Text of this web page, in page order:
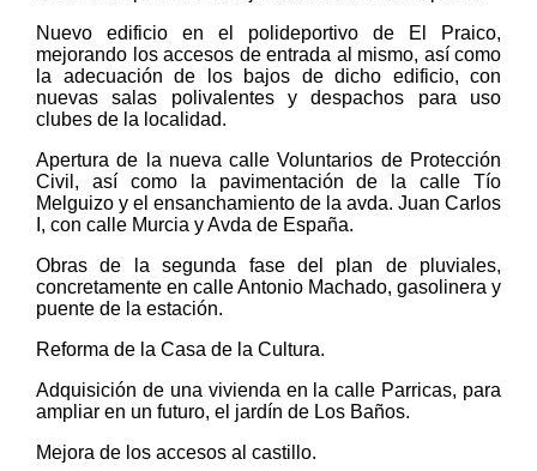
Nuevo edificio en el polideportivo de El Praico,
mejorando los accesos de entrada al mismo, así como
la adecuación de los bajos de dicho edificio, con
nuevas salas polivalentes y despachos para uso
clubes de la localidad.
Apertura de la nueva calle Voluntarios de Protección
Civil, así como la pavimentación de la calle Tío
Melguizo y el ensanchamiento de la avda. Juan Carlos
I, con calle Murcia y Avda de España.
Obras de la segunda fase del plan de pluviales,
concretamente en calle Antonio Machado, gasolinera y
puente de la estación.
Reforma de la Casa de la Cultura.
Adquisición de una vivienda en la calle Parricas, para
ampliar en un futuro, el jardín de Los Baños.
Mejora de los accesos al castillo.